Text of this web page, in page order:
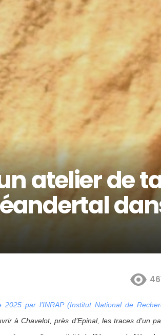
atelier de
2025 par l’INRAP (Institut National de
à Chavelot, près d’Epinal, les traces d’un